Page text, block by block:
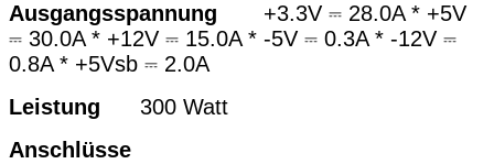
Ausgangsspannung +3.3V ⎓ 28.0A * +5V
⎓ 30.0A * +12V ⎓ 15.0A * -5V ⎓ 0.3A * -12V ⎓
0.8A * +5Vsb ⎓ 2.0A
Leistung 300 Watt
Anschlüsse